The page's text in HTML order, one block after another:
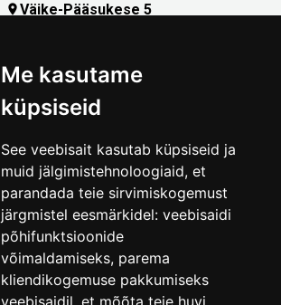
Me kasutame
küpsiseid
See veebisait kasutab küpsiseid ja
muid jälgimistehnoloogiaid, et
parandada teie sirvimiskogemust
järgmistel eesmärkidel: veebisaidi
põhifunktsioonide
võimaldamiseks, parema
kliendikogemuse pakkumiseks
veebisaidil et mõõta teie huvi
Väike-Pääsukese 5
Tallinna Linnamuuseum